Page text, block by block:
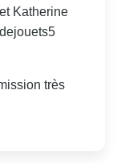
Katherine
très